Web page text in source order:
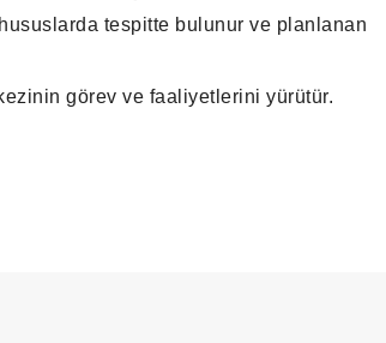
tespitte bulunur ve planlanan
görev ve faaliyetlerini yürütür.